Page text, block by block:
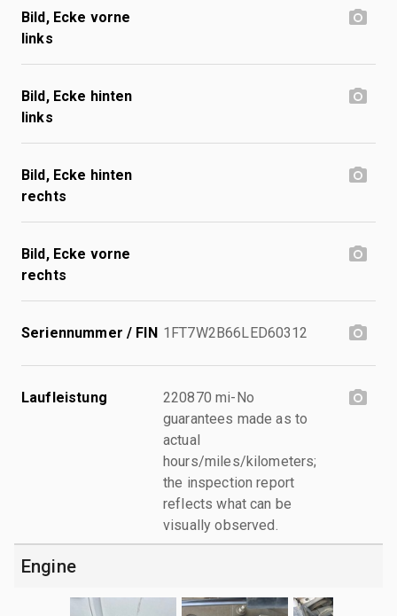
Bild, Ecke vorne
links
Bild, Ecke hinten
links
Bild, Ecke hinten
rechts
Bild, Ecke vorne
rechts
Seriennummer / FIN 1FT7W2B66LED60312
Laufleistung
220870 mi-No
guarantees made as to
actual
hours/miles/kilometers;
the inspection report
reflects what can be
visually observed.
Engine